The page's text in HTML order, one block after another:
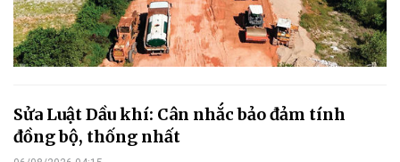
Sửa Luật Dầu khí: Cân nhắc bảo đảm tính
đồng bộ, thống nhất